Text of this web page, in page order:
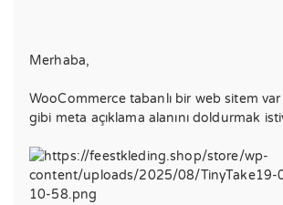
Merhaba,
WooCommerce tabanlı bir web sitem var
gibi meta açıklama alanını doldurmak